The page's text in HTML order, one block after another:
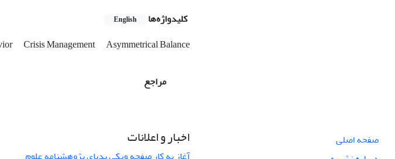
کلیدواژه‌ها English
Crisis Management Asymmetrical Balance
مراجع
صفحه اصلی
اخبار و اعلانات